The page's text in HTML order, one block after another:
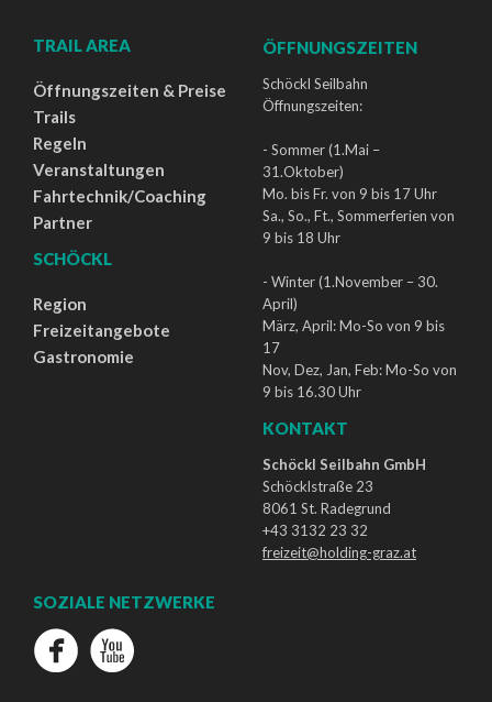
TRAIL AREA
Öffnungszeiten & Preise
Trails
Regeln
Veranstaltungen
Fahrtechnik/Coaching
Partner
SCHÖCKL
Region
Freizeitangebote
Gastronomie
ÖFFNUNGSZEITEN
Schöckl Seilbahn
Öffnungszeiten:
- Sommer (1.Mai –
31.Oktober)
Mo. bis Fr. von 9 bis 17 Uhr
Sa., So., Ft., Sommerferien von
9 bis 18 Uhr
- Winter (1.November – 30.
April)
März, April: Mo-So von 9 bis
17
Nov, Dez, Jan, Feb: Mo-So von
9 bis 16.30 Uhr
KONTAKT
Schöckl Seilbahn GmbH
Schöcklstraße 23
8061 St. Radegrund
+43 3132 23 32
freizeit@holding-graz.at
SOZIALE NETZWERKE